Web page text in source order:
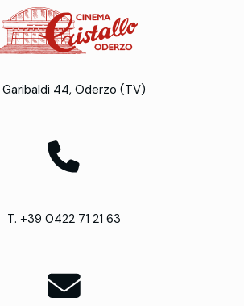
Garibaldi 44, Oderzo (TV)
T. +39 0422 71 21 63